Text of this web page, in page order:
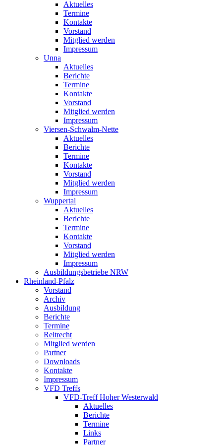
Aktuelles
Termine
Kontakte
Vorstand
Mitglied werden
Impressum
Unna
Aktuelles
Berichte
Termine
Kontakte
Vorstand
Mitglied werden
Impressum
Viersen-Schwalm-Nette
Aktuelles
Berichte
Termine
Kontakte
Vorstand
Mitglied werden
Impressum
Wuppertal
Aktuelles
Berichte
Termine
Kontakte
Vorstand
Mitglied werden
Impressum
Ausbildungsbetriebe NRW
Rheinland-Pfalz
Vorstand
Archiv
Ausbildung
Berichte
Termine
Reitrecht
Mitglied werden
Partner
Downloads
Kontakte
Impressum
VFD Treffs
VFD-Treff Hoher Westerwald
Aktuelles
Berichte
Termine
Links
Partner